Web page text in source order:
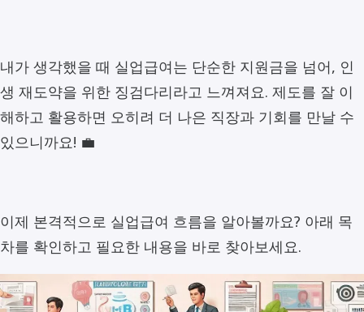
내가 생각했을 때 실업급여는 단순한 지원금을 넘어, 인
생 재도약을 위한 징검다리라고 느껴져요. 제도를 잘 이
해하고 활용하면 오히려 더 나은 직장과 기회를 만날 수
있으니까요! 💼
이제 본격적으로 실업급여 흐름을 알아볼까요? 아래 목
차를 확인하고 필요한 내용을 바로 찾아보세요.